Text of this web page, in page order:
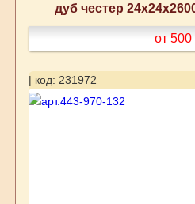
дуб честер
от 500
| код: 231972